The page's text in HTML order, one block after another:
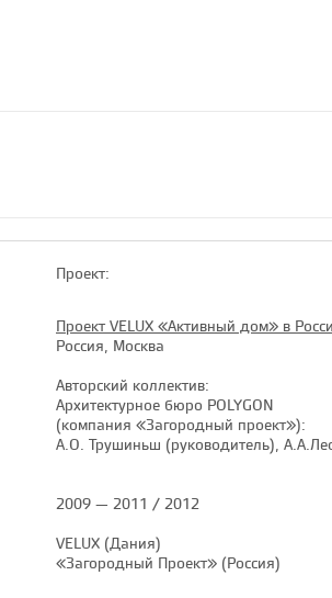
Проект:
Проект VELUX «Активный дом» в
Россия, Москва
Авторский коллектив:
Архитектурное бюро POLYGON
(компания «Загородный проект»):
А.О. Трушиньш (руководитель),
2009 — 2011 / 2012
VELUX (Дания)
«Загородный Проект» (Россия)